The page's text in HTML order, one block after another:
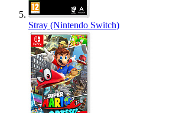
Stray (Nintendo Switch)